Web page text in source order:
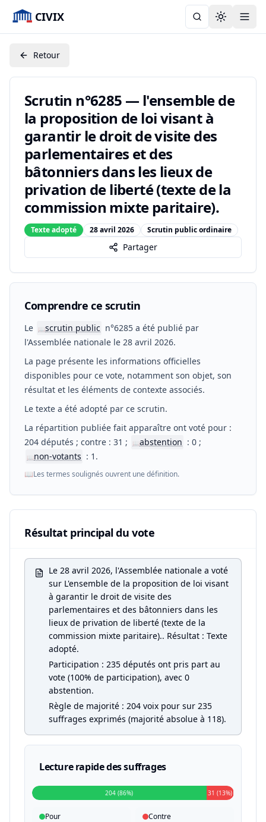
CIVIX Toggle
Retour
Scrutin n°6285 — l'ensemble de
la proposition de loi visant à
garantir le droit de visite des
parlementaires et des
bâtonniers dans les lieux de
privation de liberté (texte de la
commission mixte paritaire).
Texte adopté 28 avril 2026 Scrutin public ordinaire
Partager
Comprendre ce scrutin
Le 📖scrutin public n°6285 a été publié par
l'Assemblée nationale le 28 avril 2026.
La page présente les informations officielles
disponibles pour ce vote, notamment son objet, son
résultat et les éléments de contexte associés.
Le texte a été adopté par ce scrutin.
La répartition publiée fait apparaître ont voté pour :
204 députés ; contre : 31 ;
📖abstention : 0 ;
📖non-votants : 1.
📖Les termes soulignés ouvrent une définition.
Résultat principal du vote
Le 28 avril 2026, l'Assemblée nationale a voté
sur L'ensemble de la proposition de loi visant
à garantir le droit de visite des
parlementaires et des bâtonniers dans les
lieux de privation de liberté (texte de la
commission mixte paritaire).. Résultat : Texte
adopté.
Participation : 235 députés ont pris part au
vote (100% de participation), avec 0
abstention.
Règle de majorité : 204 voix pour sur 235
suffrages exprimés (majorité absolue à 118).
Lecture rapide des suffrages
204 (86%) 31 (13%)
Pour
Contre